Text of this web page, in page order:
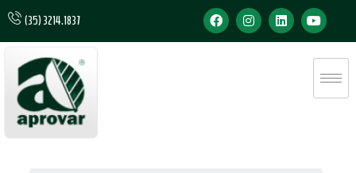
(35) 3214.1837